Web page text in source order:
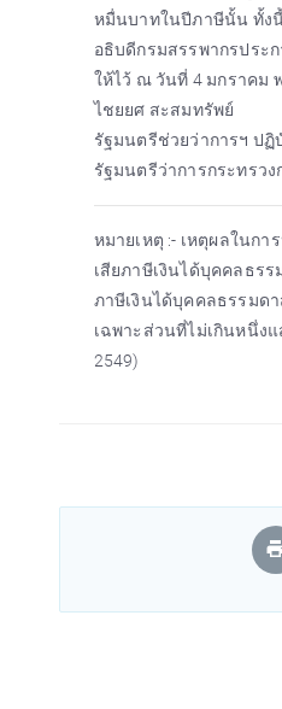
หมื่นบาทในปีภาษีนั้น ทั้งนี้
อธิบดีกรมสรรพากรประ
ให้ไว้ ณ วันที่ 4 มกราคม
ไชยยศ สะสมทรัพย์
รัฐมนตรีช่วยว่าการฯ ป
รัฐมนตรีว่าการกระทรวง
หมายเหตุ :- เหตุผลในก
เสียภาษีเงินได้บุคคลธร
ภาษีเงินได้บุคคลธรรมด
เฉพาะส่วนที่ไม่เกินหนึ่ง
2549)